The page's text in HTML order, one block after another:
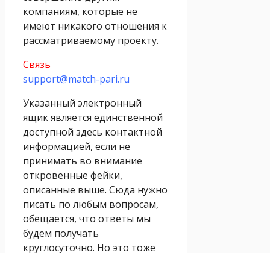
компаниям, которые не
имеют никакого отношения к
рассматриваемому проекту.
Связь
support@match-pari.ru
Указанный электронный
ящик является единственной
доступной здесь контактной
информацией, если не
принимать во внимание
откровенные фейки,
описанные выше. Сюда нужно
писать по любым вопросам,
обещается, что ответы мы
будем получать
круглосуточно. Но это тоже